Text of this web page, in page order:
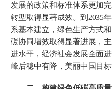
发展的政策和标准体系更加
转型取得显著成效。到2035
系基本建立，绿色生产方式
碳协同增效取得显著进展，
进水平，经济社会发展全面
峰后稳中有降，美丽中国目标